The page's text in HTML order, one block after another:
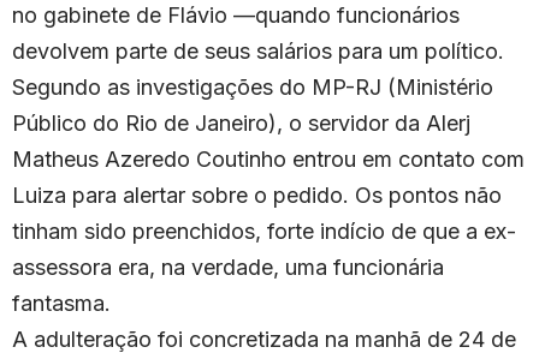
no gabinete de Flávio —quando funcionários
devolvem parte de seus salários para um político.
Segundo as investigações do MP-RJ (Ministério
Público do Rio de Janeiro), o servidor da Alerj
Matheus Azeredo Coutinho entrou em contato com
Luiza para alertar sobre o pedido. Os pontos não
tinham sido preenchidos, forte indício de que a ex-
assessora era, na verdade, uma funcionária
fantasma.
A adulteração foi concretizada na manhã de 24 de